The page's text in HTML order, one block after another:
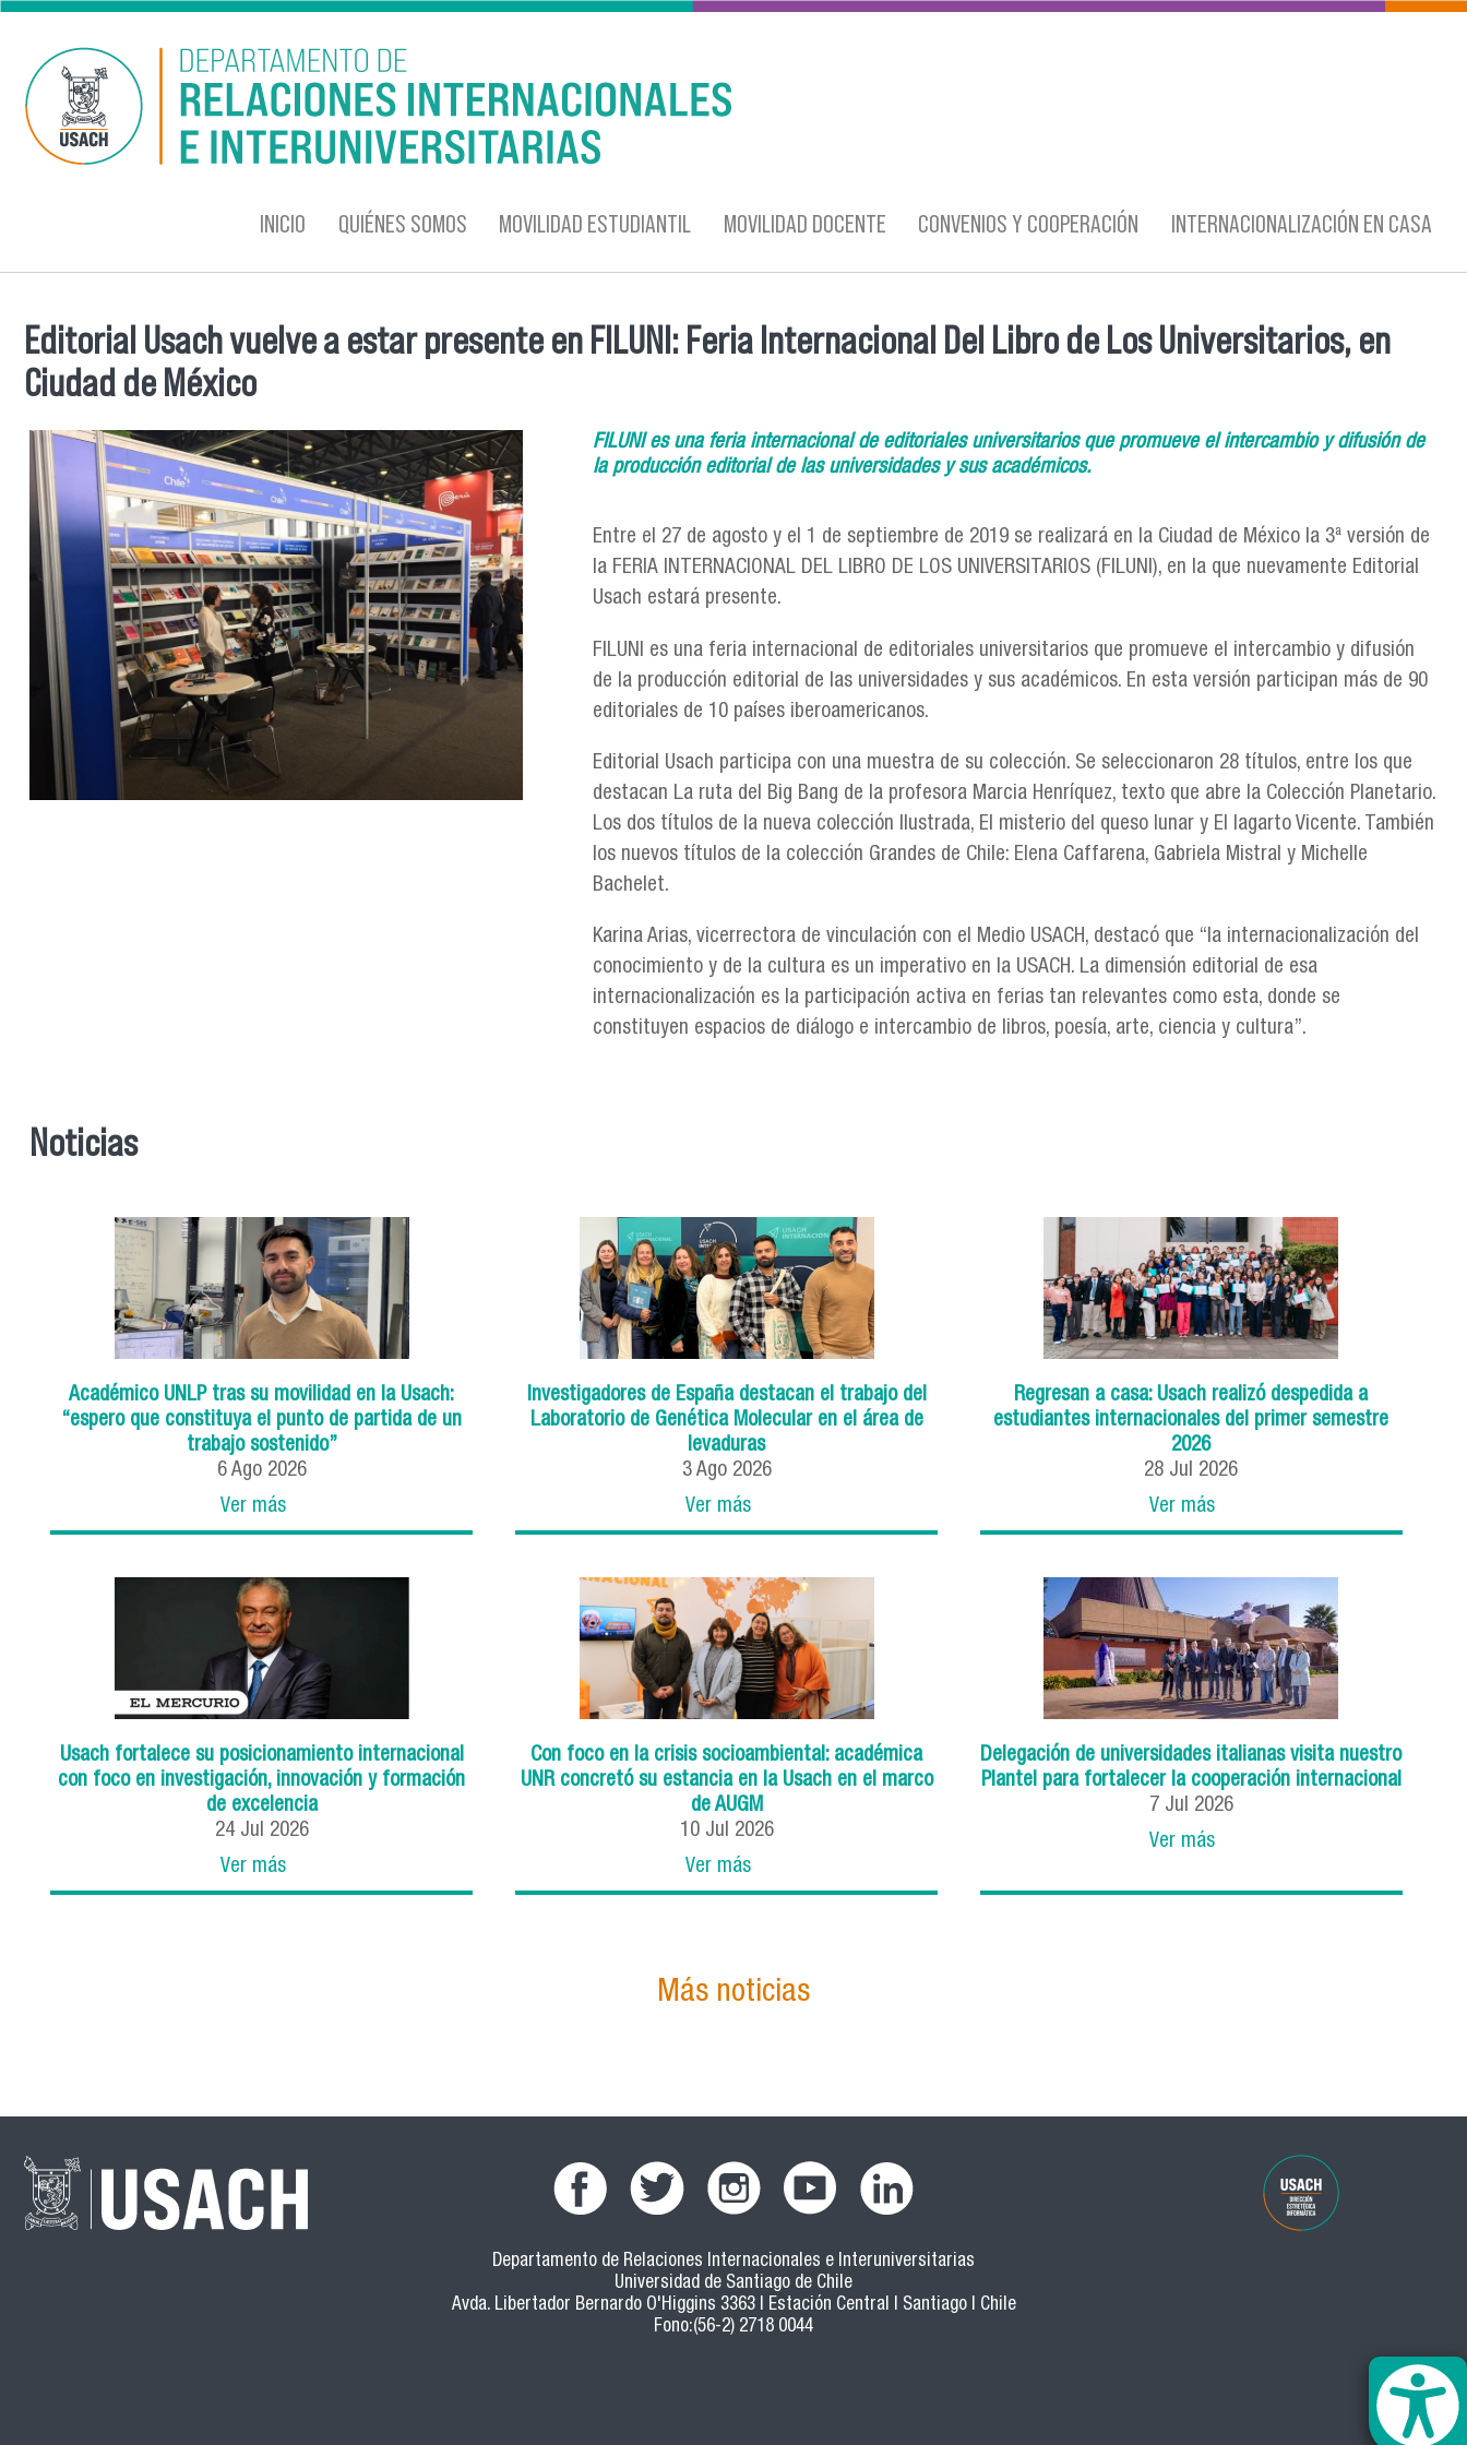
Pasar al contenido principal
INICIO QUIÉNES SOMOS MOVILIDAD ESTUDIANTIL MOVILIDAD DOCENTE CONVENIOS Y COOPERACIÓN INTERNACIONALIZACIÓN EN CASA
Se encuentra usted aquí
Editorial Usach vuelve a estar presente en FILUNI: Feria Internacional Del Libro de Los Universitarios, en
Ciudad de México
FILUNI es una feria internacional de editoriales universitarios que promueve el intercambio y difusión de
la producción editorial de las universidades y sus académicos.
Entre el 27 de agosto y el 1 de septiembre de 2019 se realizará en la Ciudad de México la 3ª versión de
la FERIA INTERNACIONAL DEL LIBRO DE LOS UNIVERSITARIOS (FILUNI), en la que nuevamente Editorial
Usach estará presente.
FILUNI es una feria internacional de editoriales universitarios que promueve el intercambio y difusión
de la producción editorial de las universidades y sus académicos. En esta versión participan más de 90
editoriales de 10 países iberoamericanos.
Editorial Usach participa con una muestra de su colección. Se seleccionaron 28 títulos, entre los que
destacan La ruta del Big Bang de la profesora Marcia Henríquez, texto que abre la Colección Planetario.
Los dos títulos de la nueva colección Ilustrada, El misterio del queso lunar y El lagarto Vicente. También
los nuevos títulos de la colección Grandes de Chile: Elena Caffarena, Gabriela Mistral y Michelle
Bachelet.
Karina Arias, vicerrectora de vinculación con el Medio USACH, destacó que “la internacionalización del
conocimiento y de la cultura es un imperativo en la USACH. La dimensión editorial de esa
internacionalización es la participación activa en ferias tan relevantes como esta, donde se
constituyen espacios de diálogo e intercambio de libros, poesía, arte, ciencia y cultura”.
Noticias
Académico UNLP tras su movilidad en la Usach:
“espero que constituya el punto de partida de un
trabajo sostenido”
6 Ago 2026
Ver más
Investigadores de España destacan el trabajo del
Laboratorio de Genética Molecular en el área de
levaduras
3 Ago 2026
Ver más
Regresan a casa: Usach realizó despedida a
estudiantes internacionales del primer semestre
2026
28 Jul 2026
Ver más
Usach fortalece su posicionamiento internacional
con foco en investigación, innovación y formación
de excelencia
24 Jul 2026
Ver más
Con foco en la crisis socioambiental: académica
UNR concretó su estancia en la Usach en el marco
de AUGM
10 Jul 2026
Ver más
Delegación de universidades italianas visita nuestro
Plantel para fortalecer la cooperación internacional
7 Jul 2026
Ver más
Más noticias
Departamento de Relaciones Internacionales e Interuniversitarias
Universidad de Santiago de Chile
Avda. Libertador Bernardo O'Higgins 3363 | Estación Central | Santiago | Chile
Fono:(56-2) 2718 0044